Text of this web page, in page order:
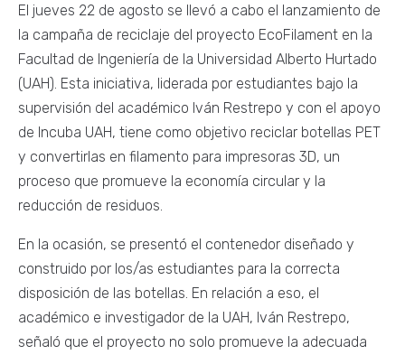
El jueves 22 de agosto se llevó a cabo el lanzamiento de
la campaña de reciclaje del proyecto EcoFilament en la
Facultad de Ingeniería de la Universidad Alberto Hurtado
(UAH). Esta iniciativa, liderada por estudiantes bajo la
supervisión del académico Iván Restrepo y con el apoyo
de Incuba UAH, tiene como objetivo reciclar botellas PET
y convertirlas en filamento para impresoras 3D, un
proceso que promueve la economía circular y la
reducción de residuos.
En la ocasión, se presentó el contenedor diseñado y
construido por los/as estudiantes para la correcta
disposición de las botellas. En relación a eso, el
académico e investigador de la UAH, Iván Restrepo,
señaló que el proyecto no solo promueve la adecuada